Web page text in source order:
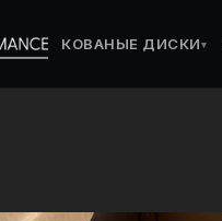
КОВАНЫЕ ДИСКИ▾